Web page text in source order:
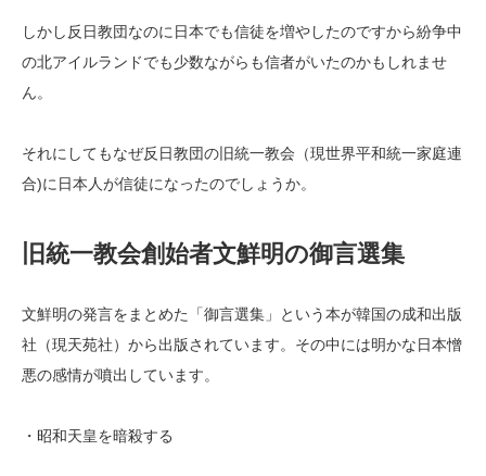
しかし反日教団なのに日本でも信徒を増やしたのですから紛争中
の北アイルランドでも少数ながらも信者がいたのかもしれませ
ん。
それにしてもなぜ反日教団の旧統一教会（現世界平和統一家庭連
合)に日本人が信徒になったのでしょうか。
旧統一教会創始者文鮮明の御言選集
文鮮明の発言をまとめた「御言選集」という本が韓国の成和出版
社（現天苑社）から出版されています。その中には明かな日本憎
悪の感情が噴出しています。
・昭和天皇を暗殺する